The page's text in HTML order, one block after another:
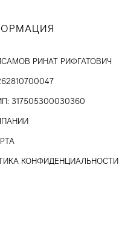
РИНАТ РИФГАТОВИЧ
317505300030360
КОНФИДЕНЦИАЛЬНОСТИ